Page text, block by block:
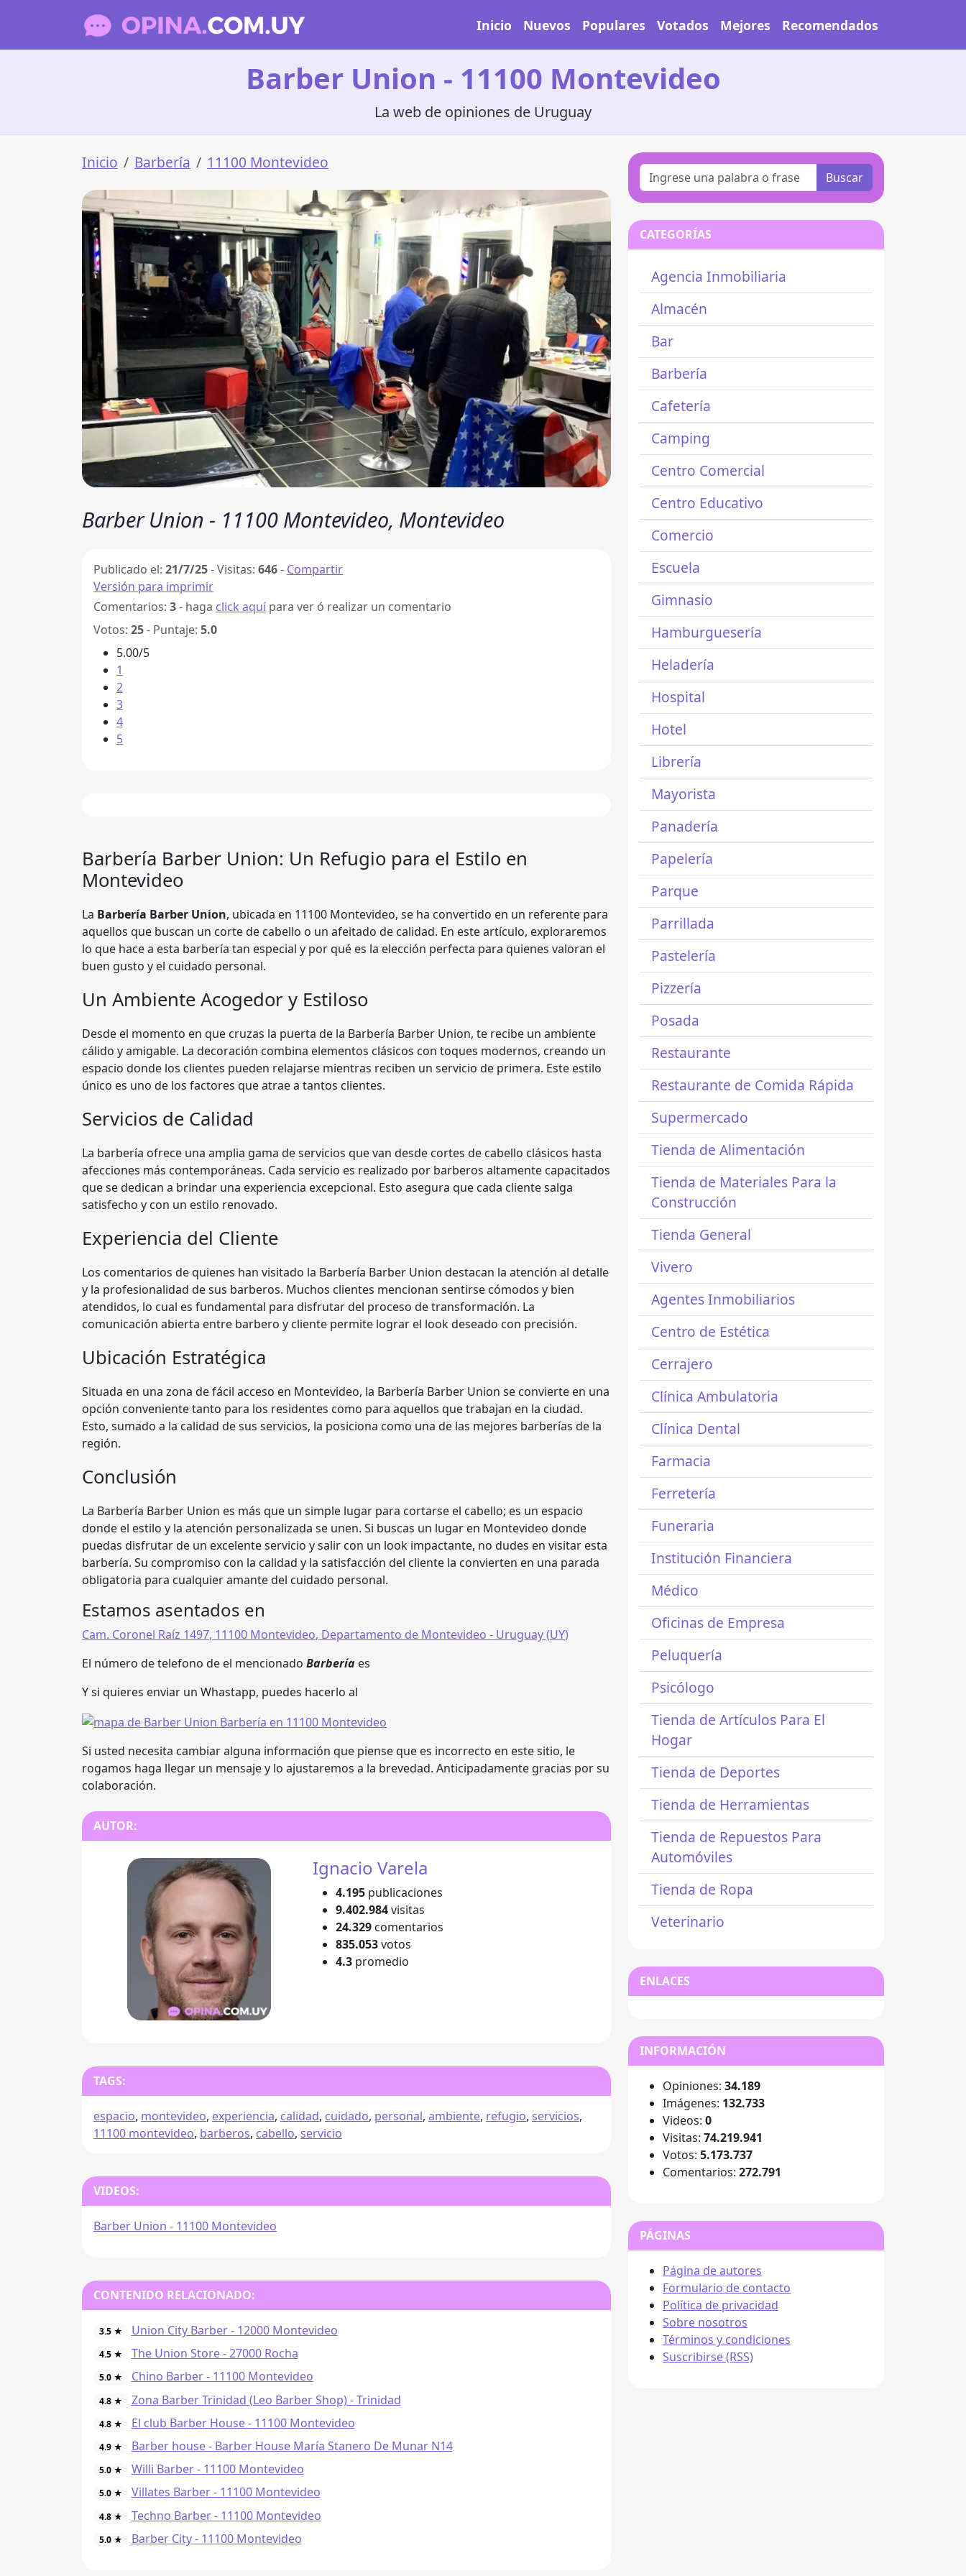
Inicio Nuevos Populares Votados Mejores Recomendados
Barber Union - 11100 Montevideo
La web de opiniones de Uruguay
Inicio Barbería 11100 Montevideo
Barber Union - 11100 Montevideo, Montevideo
Publicado el: 21/7/25-Visitas: 646- Compartir
Versión para imprimir
Comentarios: 3- haga click aquí para ver ó realizar un comentario
Votos: 25- Puntaje: 5.0
5.00/5
1
2
3
4
5
Barbería Barber Union: Un Refugio para el Estilo en
Montevideo
La Barbería Barber Union, ubicada en 11100 Montevideo, se ha convertido en un referente para
aquellos que buscan un corte de cabello o un afeitado de calidad. En este artículo, exploraremos
lo que hace a esta barbería tan especial y por qué es la elección perfecta para quienes valoran el
buen gusto y el cuidado personal.
Un Ambiente Acogedor y Estiloso
Desde el momento en que cruzas la puerta de la Barbería Barber Union, te recibe un ambiente
cálido y amigable. La decoración combina elementos clásicos con toques modernos, creando un
espacio donde los clientes pueden relajarse mientras reciben un servicio de primera. Este estilo
único es uno de los factores que atrae a tantos clientes.
Servicios de Calidad
La barbería ofrece una amplia gama de servicios que van desde cortes de cabello clásicos hasta
afecciones más contemporáneas. Cada servicio es realizado por barberos altamente capacitados
que se dedican a brindar una experiencia excepcional. Esto asegura que cada cliente salga
satisfecho y con un estilo renovado.
Experiencia del Cliente
Los comentarios de quienes han visitado la Barbería Barber Union destacan la atención al detalle
y la profesionalidad de sus barberos. Muchos clientes mencionan sentirse cómodos y bien
atendidos, lo cual es fundamental para disfrutar del proceso de transformación. La
comunicación abierta entre barbero y cliente permite lograr el look deseado con precisión.
Ubicación Estratégica
Situada en una zona de fácil acceso en Montevideo, la Barbería Barber Union se convierte en una
opción conveniente tanto para los residentes como para aquellos que trabajan en la ciudad.
Esto, sumado a la calidad de sus servicios, la posiciona como una de las mejores barberías de la
región.
Conclusión
La Barbería Barber Union es más que un simple lugar para cortarse el cabello; es un espacio
donde el estilo y la atención personalizada se unen. Si buscas un lugar en Montevideo donde
puedas disfrutar de un excelente servicio y salir con un look impactante, no dudes en visitar esta
barbería. Su compromiso con la calidad y la satisfacción del cliente la convierten en una parada
obligatoria para cualquier amante del cuidado personal.
Estamos asentados en
Cam. Coronel Raíz 1497, 11100 Montevideo, Departamento de Montevideo - Uruguay (UY)
El número de telefono de el mencionado Barbería es
Y si quieres enviar un Whastapp, puedes hacerlo al
Si usted necesita cambiar alguna información que piense que es incorrecto en este sitio, le
rogamos haga llegar un mensaje y lo ajustaremos a la brevedad. Anticipadamente gracias por su
colaboración.
AUTOR:
Ignacio Varela
4.195 publicaciones
9.402.984visitas
24.329 comentarios
835.053votos
4.3 promedio
TAGS:
espacio, montevideo, experiencia, calidad, cuidado, personal, ambiente, refugio, servicios,
11100 montevideo, barberos, cabello, servicio
VIDEOS:
Barber Union - 11100 Montevideo
CONTENIDO RELACIONADO:
3.5 ★ Union City Barber - 12000 Montevideo
4.5 ★ The Union Store - 27000 Rocha
5.0 ★ Chino Barber - 11100 Montevideo
4.8 ★ Zona Barber Trinidad (Leo Barber Shop) - Trinidad
4.8 ★ El club Barber House - 11100 Montevideo
4.9 ★ Barber house - Barber House María Stanero De Munar N14
5.0 ★ Willi Barber - 11100 Montevideo
5.0 ★ Villates Barber - 11100 Montevideo
4.8 ★ Techno Barber - 11100 Montevideo
5.0 ★ Barber City - 11100 Montevideo
Buscar
CATEGORÍAS
Agencia Inmobiliaria
Almacén
Bar
Barbería
Cafetería
Camping
Centro Comercial
Centro Educativo
Comercio
Escuela
Gimnasio
Hamburguesería
Heladería
Hospital
Hotel
Librería
Mayorista
Panadería
Papelería
Parque
Parrillada
Pastelería
Pizzería
Posada
Restaurante
Restaurante de Comida Rápida
Supermercado
Tienda de Alimentación
Tienda de Materiales Para la
Construcción
Tienda General
Vivero
Agentes Inmobiliarios
Centro de Estética
Cerrajero
Clínica Ambulatoria
Clínica Dental
Farmacia
Ferretería
Funeraria
Institución Financiera
Médico
Oficinas de Empresa
Peluquería
Psicólogo
Tienda de Artículos Para El
Hogar
Tienda de Deportes
Tienda de Herramientas
Tienda de Repuestos Para
Automóviles
Tienda de Ropa
Veterinario
ENLACES
INFORMACIÓN
Opiniones: 34.189
Imágenes: 132.733
Videos: 0
Visitas: 74.219.941
Votos: 5.173.737
Comentarios: 272.791
PÁGINAS
Página de autores
Formulario de contacto
Política de privacidad
Sobre nosotros
Términos y condiciones
Suscribirse (RSS)